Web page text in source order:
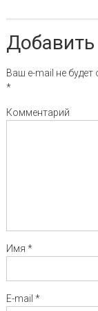
Ваш e-mail не будет
*
Комментарий
Имя *
E-mail *